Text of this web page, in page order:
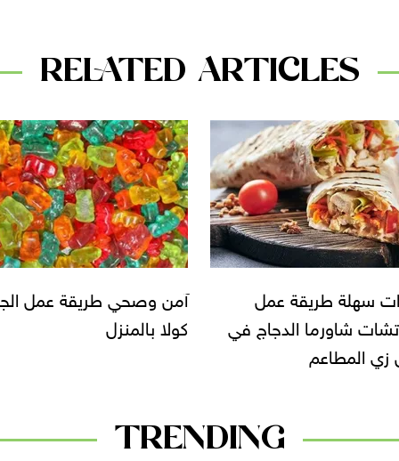
RELATED ARTICLES
طريقة عمل الجيلي
طريقة عمل السلمون فيليه
بالأرز في المنزل
TRENDING